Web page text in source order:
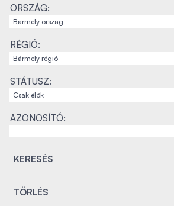
ORSZÁG:
RÉGIÓ:
STÁTUSZ:
AZONOSÍTÓ: